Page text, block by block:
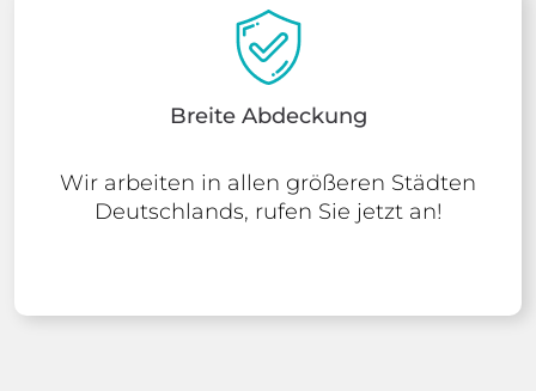
Breite Abdeckung
Wir arbeiten in allen größeren Städten
Deutschlands, rufen Sie jetzt an!